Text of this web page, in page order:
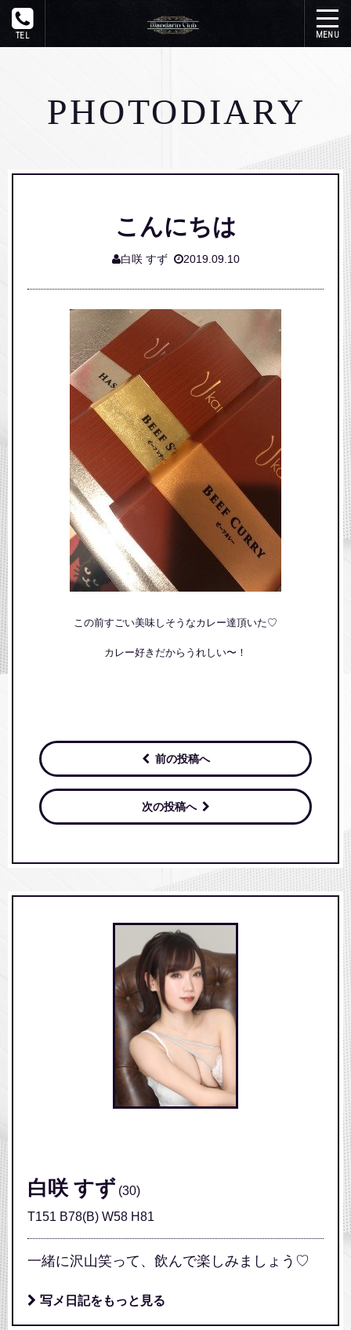
在籍一覧
イベント
ギャラリー
リンク
求人情報
PHOTODIARY
こんにちは
白咲 すず 2019.09.10
この前すごい美味しそうなカレー達頂いた♡
カレー好きだからうれしい〜！
前の投稿へ
次の投稿へ
白咲 すず (30)
T151 B78(B) W58 H81
一緒に沢山笑って、飲んで楽しみましょう♡
写メ日記をもっと見る